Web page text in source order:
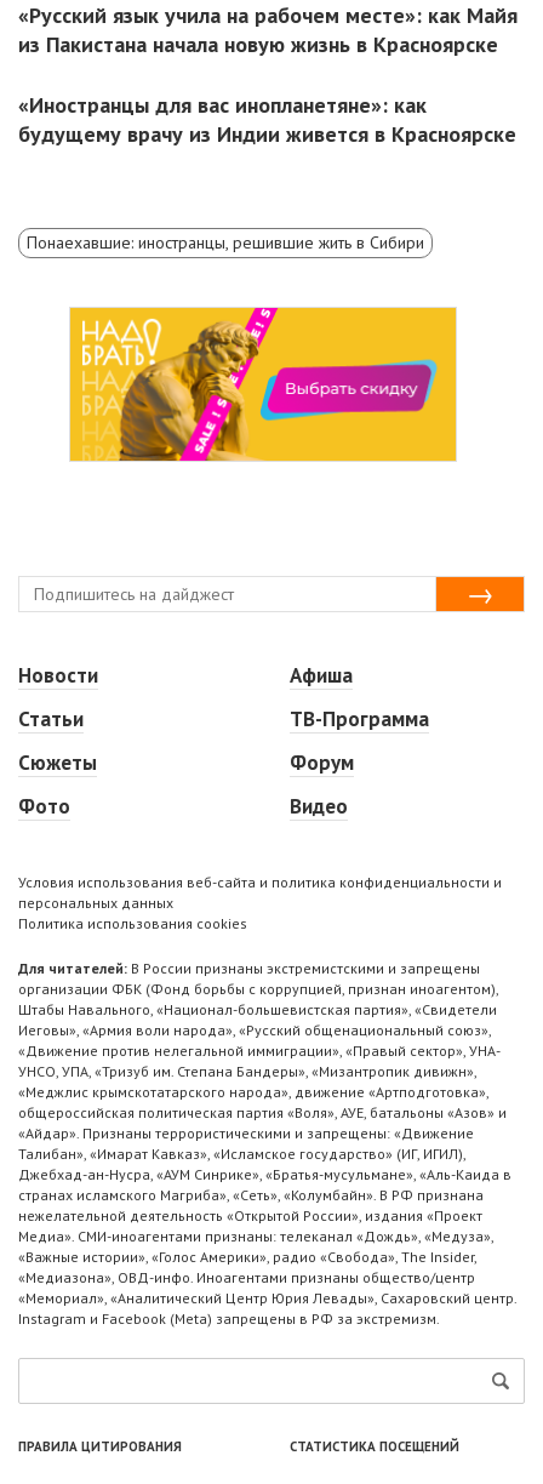
«Русский язык учила на рабочем месте»: как Майя
из Пакистана начала новую жизнь в Красноярске
«Иностранцы для вас инопланетяне»: как
будущему врачу из Индии живется в Красноярске
Понаехавшие: иностранцы, решившие жить в Сибири
Новости
Статьи
Сюжеты
Фото
Афиша
ТВ-Программа
Форум
Видео
Условия использования веб-сайта и политика конфиденциальности и
персональных данных
Политика использования cookies
Для читателей: В России признаны экстремистскими и запрещены
организации ФБК (Фонд борьбы с коррупцией, признан иноагентом),
Штабы Навального, «Национал-большевистская партия», «Свидетели
Иеговы», «Армия воли народа», «Русский общенациональный союз»,
«Движение против нелегальной иммиграции», «Правый сектор», УНА-
УНСО, УПА, «Тризуб им. Степана Бандеры», «Мизантропик дивижн»,
«Меджлис крымскотатарского народа», движение «Артподготовка»,
общероссийская политическая партия «Воля», АУЕ, батальоны «Азов» и
«Айдар». Признаны террористическими и запрещены: «Движение
Талибан», «Имарат Кавказ», «Исламское государство» (ИГ, ИГИЛ),
Джебхад-ан-Нусра, «АУМ Синрике», «Братья-мусульмане», «Аль-Каида в
странах исламского Магриба», «Сеть», «Колумбайн». В РФ признана
нежелательной деятельность «Открытой России», издания «Проект
Медиа». СМИ-иноагентами признаны: телеканал «Дождь», «Медуза»,
«Важные истории», «Голос Америки», радио «Свобода», The Insider,
«Медиазона», ОВД-инфо. Иноагентами признаны общество/центр
«Мемориал», «Аналитический Центр Юрия Левады», Сахаровский центр.
Instagram и Facebook (Metа) запрещены в РФ за экстремизм.
ПРАВИЛА ЦИТИРОВАНИЯ СТАТИСТИКА ПОСЕЩЕНИЙ